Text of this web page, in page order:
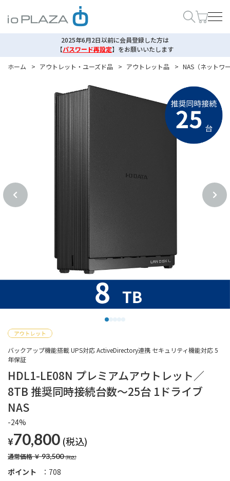
2025年6月2日以前に会員登録した方は
【パスワード再設定】 をお願いいたします
ホーム
> アウトレット・ユーズド品 > アウトレット品 > NAS（ネットワ
HDL1-LE08N プレミアムアウトレット／
8TB 推奨同時接続台数～25台 1ドライブ
NAS
バックアップ機能搭載 UPS対応 ActiveDirectory連携 セキュリティ機能対応 5
年保証
-24%
¥70,800
通常価格￥93,500
ポイント 708